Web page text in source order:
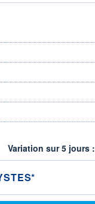
Variation sur 5 jours :